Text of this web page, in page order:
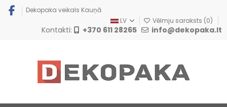
Dekopaka veikals Kauņā
LV
Vēlmju saraksts (0)
Kontakti: +370 611 28265 info@dekopaka.lt